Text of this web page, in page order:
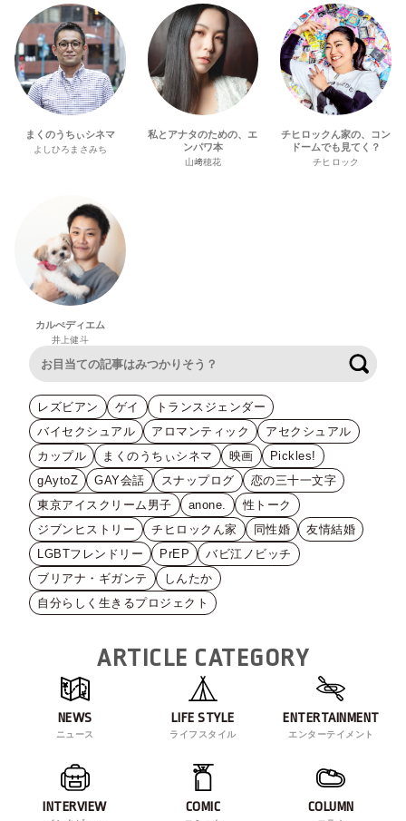
まくのうちぃシネマ
よしひろまさみち
私とアナタのための、エ
ンパワ本
山﨑穂花
チヒロックん家の、コン
ドームでも見てく？
チヒロック
カルぺディエム
井上健斗
レズビアン ゲイ
トランスジェンダー
バイセクシュアル
アロマンティック
アセクシュアル
カップル
まくのうちぃシネマ 映画
Pickles!
gAytoZ
GAY会話 スナップログ
恋の三十一文字
東京アイスクリーム男子
anone.
性トーク
ジブンヒストリー
チヒロックん家 同性婚
友情結婚
LGBTフレンドリー
PrEP
バビ江ノビッチ
ブリアナ・ギガンテ
しんたか
自分らしく生きるプロジェクト
ARTICLE CATEGORY
NEWS
ニュース
LIFE STYLE
ライフスタイル
ENTERTAINMENT
エンターテイメント
INTERVIEW COMIC COLUMN